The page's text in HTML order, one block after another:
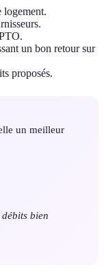
un bon retour sur
proposés.
un meilleur
bien